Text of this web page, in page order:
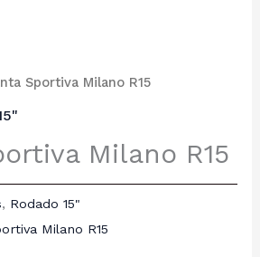
Sportiva Milano R15
Milano R15
, Rodado 15"
Milano R15